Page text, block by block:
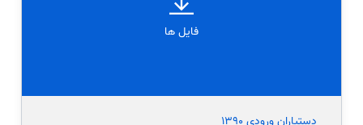
فایل ها